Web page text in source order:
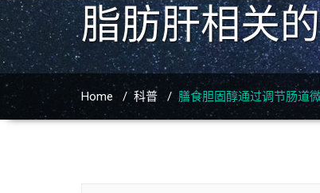
脂肪肝相关
Home /科普 / 膳食胆固醇通过调节肠道